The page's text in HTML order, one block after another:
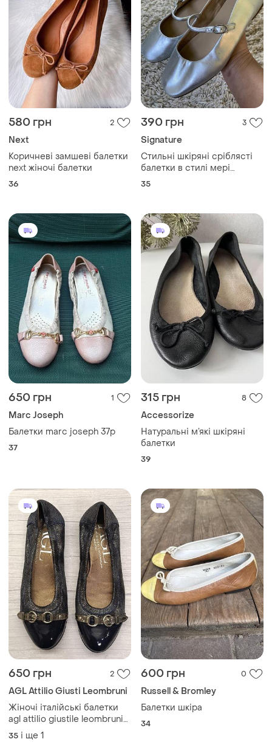
580 грн 2
Next
Коричневі замшеві балетки
next жіночі балетки
36
390 грн 3
Signature
Стильні шкіряні сріблясті
балетки в стилі мері
джейн,signature,р.35
35
650 грн 1
Marc Joseph
Балетки marc joseph 37р
37
315 грн 8
Accessorize
Натуральні м’які шкіряні
балетки
39
650 грн 2
AGL Attilio Giusti Leombruni
Жіночі італійські балетки
agl attilio giustile leombruni
(made in italy) 35 розмір
35 і ще 1
600 грн 0
Russell & Bromley
Балетки шкіра
34